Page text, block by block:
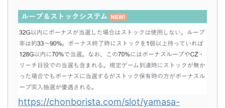
https://chonborista.com/slot/yamasa-